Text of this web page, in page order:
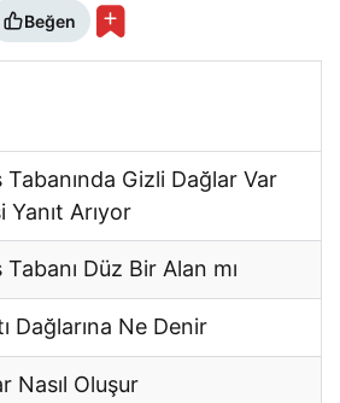
Beğen
Tabanında Gizli Dağlar Var
Yanıt Arıyor
Düz Bir Alan mı
Dağlarına Ne Denir
Nasıl Oluşur